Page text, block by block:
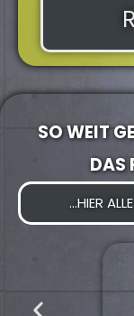
SO WEIT
DAS
...HIER